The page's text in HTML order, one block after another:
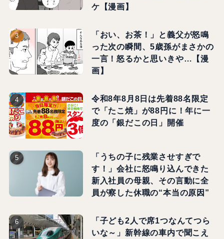
ケ【漫画】
「おい、お茶！」と義父が怒鳴
った次の瞬間、5歳孫がまさかの
一言！怒るかと思いきや…【漫
画】
令和8年8月8日は先着88名限定
で「たこ焼」が88円に！年に一
度の「銀だこの日」開催
「うちの子に残業させすぎで
す！」会社に怒鳴り込んできた
新入社員の母親、その言動に全
員が察した休職の“本当の原因”
「子ども2人で席1つなんてつら
いな～」新幹線の車内で聞こえ